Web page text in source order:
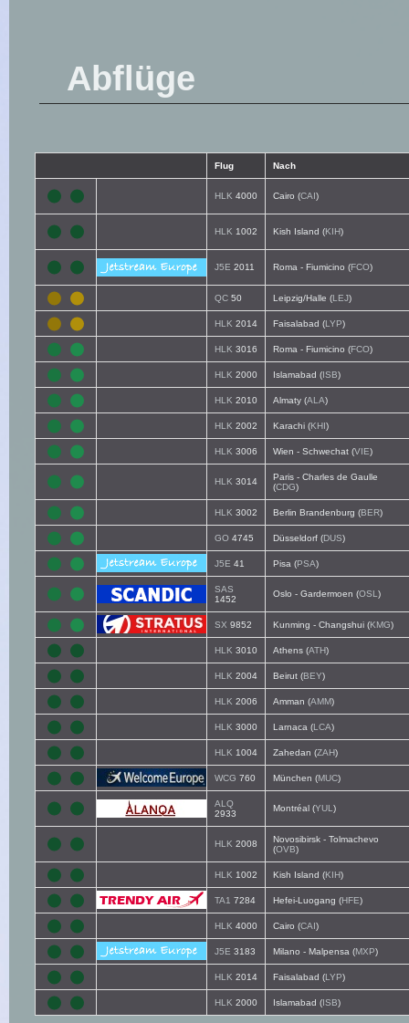
Abflüge
Flug Nach
HLK 4000 Cairo (CAI)
HLK 1002 Kish Island (KIH)
J5E 2011 Roma - Fiumicino (FCO)
QC 50 Leipzig/Halle (LEJ)
HLK 2014 Faisalabad (LYP)
HLK 3016 Roma - Fiumicino (FCO)
HLK 2000 Islamabad (ISB)
HLK 2010 Almaty (ALA)
HLK 2002 Karachi (KHI)
HLK 3006 Wien - Schwechat (VIE)
HLK 3014
Paris - Charles de Gaulle
(CDG)
HLK 3002 Berlin Brandenburg (BER)
GO 4745 Düsseldorf (DUS)
J5E 41 Pisa (PSA)
SAS
1452
Oslo - Gardermoen (OSL )
SX 9852 Kunming - Changshui (KMG)
HLK 3010 Athens (ATH)
HLK 2004 Beirut (BEY)
HLK 2006 Amman (AMM)
HLK 3000 Larnaca (LCA)
HLK 1004 Zahedan (ZAH)
WCG 760 München (MUC)
ALQ
2933
Montréal (YUL )
HLK 2008
Novosibirsk - Tolmachevo
(OVB)
HLK 1002 Kish Island (KIH)
TA1 7284 Hefei-Luogang (HFE)
HLK 4000 Cairo (CAI)
J5E 3183 Milano - Malpensa (MXP)
HLK 2014 Faisalabad (LYP)
HLK 2000 Islamabad (ISB)